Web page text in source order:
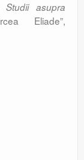
asupra
Eliade”,